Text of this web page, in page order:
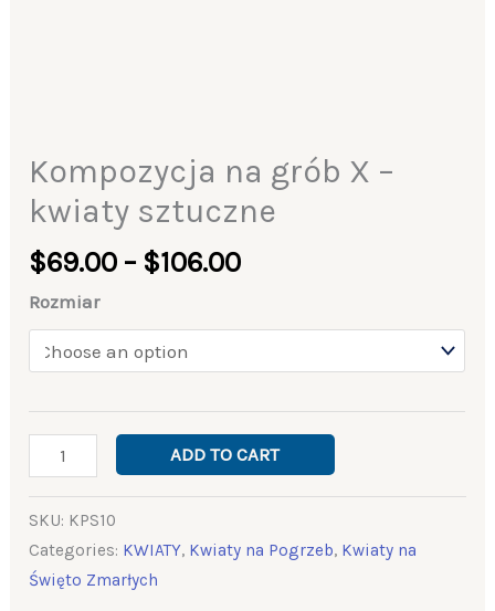
Kompozycja na grób X –
kwiaty sztuczne
$69.00 – $106.00
Rozmiar
ADD TO CART
SKU: KPS10
Categories: KWIATY, Kwiaty na Pogrzeb, Kwiaty na
Święto Zmarłych